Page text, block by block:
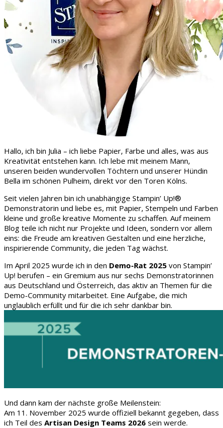
Hallo, ich bin Julia – ich liebe Papier, Farbe und alles, was aus
Kreativität entstehen kann. Ich lebe mit meinem Mann,
unseren beiden wundervollen Töchtern und unserer Hündin
Bella im schönen Pulheim, direkt vor den Toren Kölns.
Seit vielen Jahren bin ich unabhängige Stampin’ Up!®
Demonstratorin und liebe es, mit Papier, Stempeln und Farben
kleine und große kreative Momente zu schaffen. Auf meinem
Blog teile ich nicht nur Projekte und Ideen, sondern vor allem
eins: die Freude am kreativen Gestalten und eine herzliche,
inspirierende Community, die jeden Tag wächst.
Im April 2025 wurde ich in den Demo-Rat 2025 von Stampin’
Up! berufen – ein Gremium aus nur sechs Demonstratorinnen
aus Deutschland und Österreich, das aktiv an Themen für die
Demo-Community mitarbeitet. Eine Aufgabe, die mich
unglaublich erfüllt und für die ich sehr dankbar bin.
Und dann kam der nächste große Meilenstein:
Am 11. November 2025 wurde offiziell bekannt gegeben, dass
ich Teil des Artisan Design Teams 2026 sein werde.